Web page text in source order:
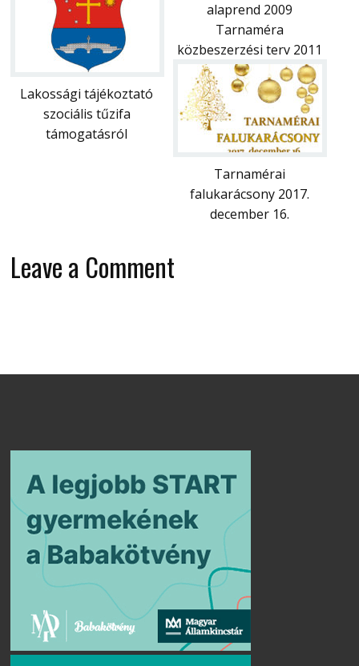
Lakossági tájékoztató
szociális tűzifa
támogatásról
alaprend 2009
Tarnaméra
közbeszerzési terv 2011
Tarnamérai
falukarácsony 2017.
december 16.
Leave a Comment